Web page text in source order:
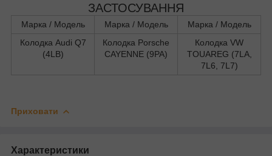
ЗАСТОСУВАННЯ
Марка / Модель Марка / Модель
Марка / Модель
Колодка Audi Q7
(4LB)
Колодка Porsche
CAYENNE (9PA)
Колодка VW
TOUAREG (7LA,
7L6, 7L7)
Приховати
Характеристики